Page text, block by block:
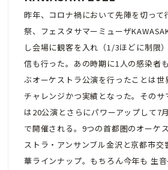
昨年、コロナ禍において先陣を切って
祭、フェスタサマーミューザ
し会場に観客を入れ（1/3ほどに制限
信も行った。あの時期に1人の感染者
ぶオーケストラ公演を行ったことは世
チャレンジかつ実績となった。そのサ
は20公演とさらにパワーアップして7
で開催される。9つの首都圏のオーケ
ストラ・アンサンブル金沢と京都市交
華ラインナップ。もちろん今年も 生